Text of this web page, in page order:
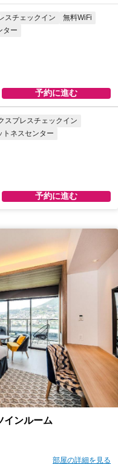
スチェックイン
無料WiFi
ター
予約に進む
スプレスチェックイン
トネスセンター
予約に進む
インルーム
部屋の詳細を見る